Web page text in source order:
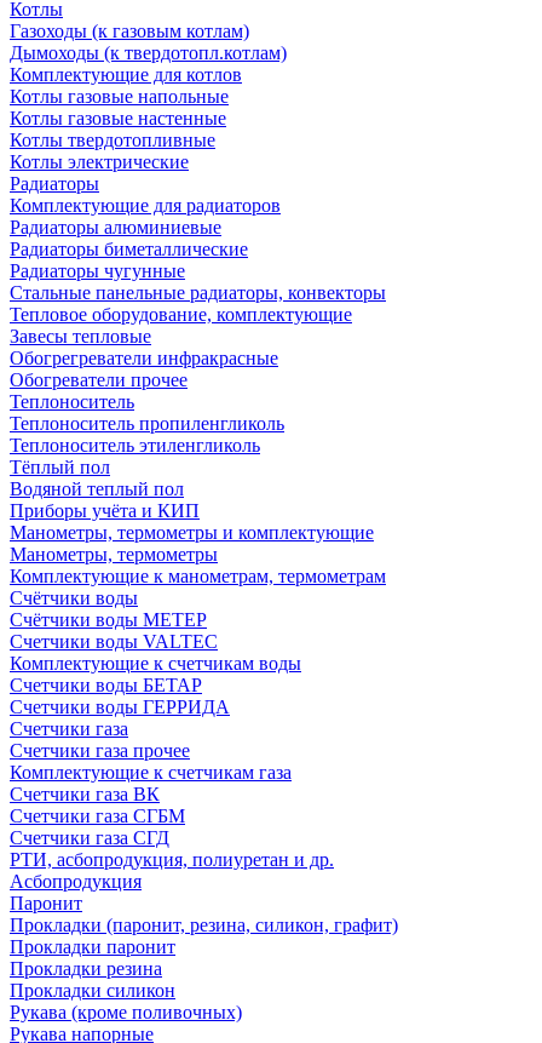
Котлы
Газоходы (к газовым котлам)
Дымоходы (к твердотопл.котлам)
Комплектующие для котлов
Котлы газовые напольные
Котлы газовые настенные
Котлы твердотопливные
Котлы электрические
Радиаторы
Комплектующие для радиаторов
Радиаторы алюминиевые
Радиаторы биметаллические
Радиаторы чугунные
Стальные панельные радиаторы, конвекторы
Тепловое оборудование, комплектующие
Завесы тепловые
Обогрегреватели инфракрасные
Обогреватели прочее
Теплоноситель
Теплоноситель пропиленгликоль
Теплоноситель этиленгликоль
Тёплый пол
Водяной теплый пол
Приборы учёта и КИП
Манометры, термометры и комплектующие
Манометры, термометры
Комплектующие к манометрам, термометрам
Счётчики воды
Счётчики воды МЕТЕР
Счетчики воды VALTEC
Комплектующие к счетчикам воды
Счетчики воды БЕТАР
Счетчики воды ГЕРРИДА
Счетчики газа
Счетчики газа прочее
Комплектующие к счетчикам газа
Счетчики газа ВК
Счетчики газа СГБМ
Счетчики газа СГД
РТИ, асбопродукция, полиуретан и др.
Асбопродукция
Паронит
Прокладки (паронит, резина, силикон, графит)
Прокладки паронит
Прокладки резина
Прокладки силикон
Рукава (кроме поливочных)
Рукава напорные